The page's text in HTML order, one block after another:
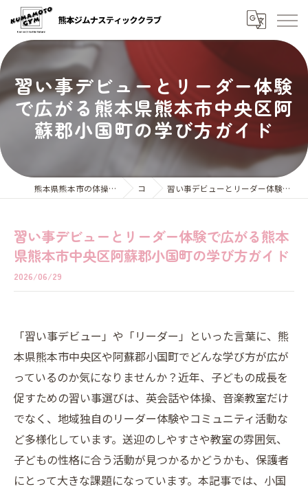
習い事デビューとリーダー体験
で広がる熊本県熊本市中央区阿
蘇郡小国町の学び方ガイド
熊本県熊本市の体操教室なら熊本ジムナスティッククラブ コラム 習い事デビューとリーダー体験で広がる熊本県熊本市中央区阿蘇郡小国町の学び方ガイド
習い事デビューとリーダー体験で広がる熊本
県熊本市中央区阿蘇郡小国町の学び方ガイド
2026/06/29
「習い事デビュー」や「リーダー」といった言葉に、熊
本県熊本市中央区や阿蘇郡小国町でどんな学び方が広が
っているのか気になりませんか？近年、子どもの成長を
促すための習い事選びは、英会話や体操、音楽教室だけ
でなく、地域独自のリーダー体験やコミュニティ活動な
ど多様化しています。送迎のしやすさや教室の雰囲気、
子どもの性格に合う活動が見つかるかどうかも、保護者
にとって大きな課題になっています。本記事では、小国